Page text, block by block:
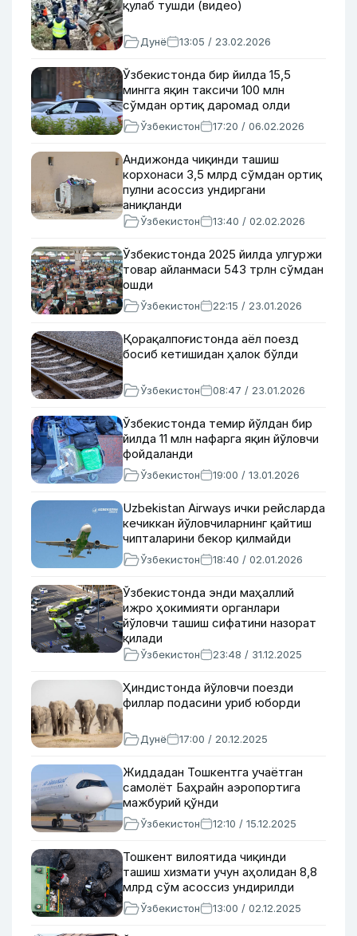
қулаб тушди (видео)
Дунё 13:05 / 23.02.2026
Ўзбекистонда бир йилда 15,5
мингга яқин таксичи 100 млн
сўмдан ортиқ даромад олди
Ўзбекистон 17:20 / 06.02.2026
Андижонда чиқинди ташиш
корхонаси 3,5 млрд сўмдан ортиқ
пулни асоссиз ундиргани
аниқланди
Ўзбекистон 13:40 / 02.02.2026
Ўзбекистонда 2025 йилда улгуржи
товар айланмаси 543 трлн сўмдан
ошди
Ўзбекистон 22:15 / 23.01.2026
Қорақалпоғистонда аёл поезд
босиб кетишидан ҳалок бўлди
Ўзбекистон 08:47 / 23.01.2026
Ўзбекистонда темир йўлдан бир
йилда 11 млн нафарга яқин йўловчи
фойдаланди
Ўзбекистон 19:00 / 13.01.2026
Uzbekistan Airways ички рейсларда
кечиккан йўловчиларнинг қайтиш
чипталарини бекор қилмайди
Ўзбекистон 18:40 / 02.01.2026
Ўзбекистонда энди маҳаллий
ижро ҳокимияти органлари
йўловчи ташиш сифатини назорат
қилади
Ўзбекистон 23:48 / 31.12.2025
Ҳиндистонда йўловчи поезди
филлар подасини уриб юборди
Дунё 17:00 / 20.12.2025
Жиддадан Тошкентга учаётган
самолёт Баҳрайн аэропортига
мажбурий қўнди
Ўзбекистон 12:10 / 15.12.2025
Тошкент вилоятида чиқинди
ташиш хизмати учун аҳолидан 8,8
млрд сўм асоссиз ундирилди
Ўзбекистон 13:00 / 02.12.2025